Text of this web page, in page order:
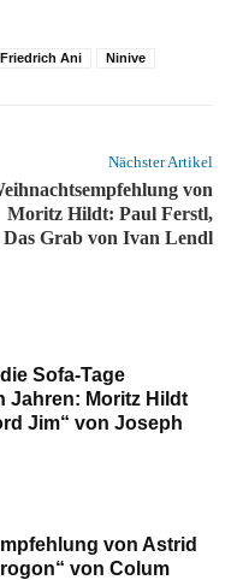
Friedrich Ani Ninive
Nächster Artikel
von
Moritz Hildt: Paul Ferstl,
Das Grab von Ivan Lendl
Sofa-Tage
Jahren: Moritz Hildt
Jim“ von Joseph
von Astrid
von Colum